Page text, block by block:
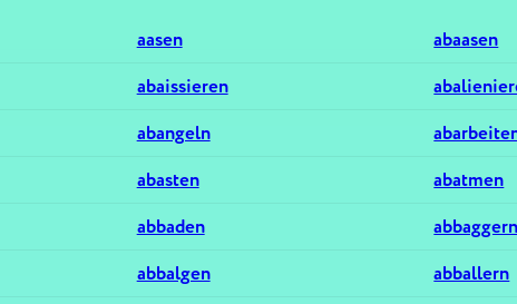
aasen
abaasen
abaissieren
abangeln
abasten
abatmen
abbaden
abbaggern
abbalgen
abballern